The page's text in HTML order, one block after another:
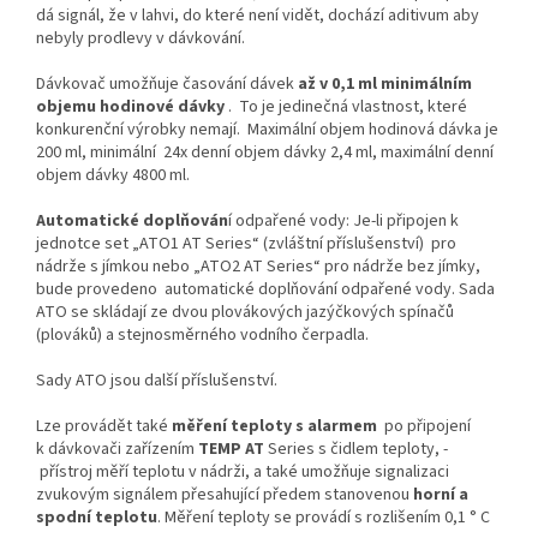
dá signál, že v lahvi, do které není vidět, dochází aditivum aby
nebyly prodlevy v dávkování.
Dávkovač umožňuje časování dávek až v 0,1 ml minimálním
objemu hodinové dávky . To je jedinečná vlastnost, které
konkurenční výrobky nemají. Maximální objem hodinová dávka je
200 ml, minimální 24x denní objem dávky 2,4 ml, maximální denní
objem dávky 4800 ml.
Automatické doplňování odpařené vody: Je-li připojen k
jednotce set „ATO1 AT Series“ (zvláštní příslušenství) pro
nádrže s jímkou ​​nebo „ATO2 AT Series“ pro nádrže bez jímky,
bude provedeno automatické doplňování odpařené vody. Sada
ATO se skládají ze dvou plovákových jazýčkových spínačů
(plováků) a stejnosměrného vodního čerpadla.
Sady ATO jsou další příslušenství.
Lze provádět také měření teploty s alarmem po připojení
k dávkovači zařízením TEMP AT Series s čidlem teploty, -
přístroj měří teplotu v nádrži, a také umožňuje signalizaci
zvukovým signálem přesahující předem stanovenou horní a
spodní teplotu. Měření teploty se provádí s rozlišením 0,1 ° C